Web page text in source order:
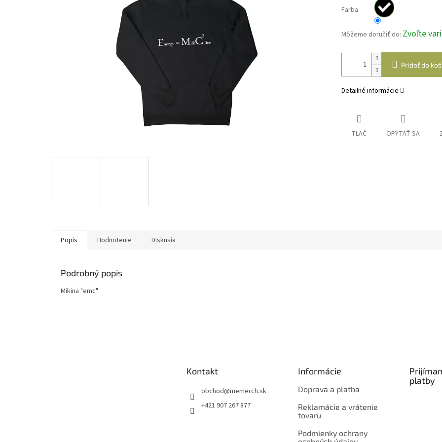
Farba
Môžeme doručiť do: Zvoľte
Pridať do
Detailné informácie
TLAČ OPÝTAŤ SA
Popis Hodnotenie Diskusia
Podrobný popis
Mikina "emc"
Kontakt
obchod@memerch.sk
+421 907 267 877
Informácie
Doprava a platba
Reklamácie a vrátenie
tovaru
Podmienky ochrany
platby